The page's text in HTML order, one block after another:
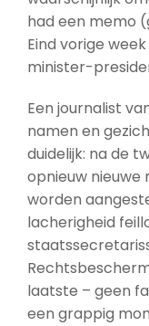
had een memo
Eind vorige
minister-
Een journalist
namen en
duidelijk: na de
opnieuw
worden
lacherigheid
laatste – geen
een grappig